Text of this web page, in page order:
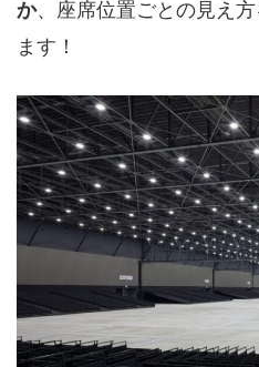
か、座席位置ごとの見え
ます！